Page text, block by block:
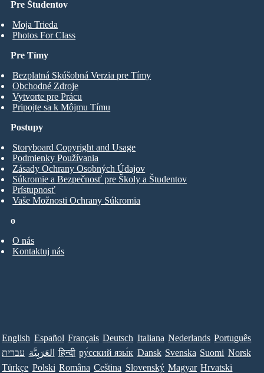
Pre Študentov
Moja Trieda
Photos For Class
Pre Tímy
Bezplatná Skúšobná Verzia pre Tímy
Obchodné Zdroje
Vytvorte pre Prácu
Pripojte sa k Môjmu Tímu
o
O nás
Kontaktuj nás
Postupy
Storyboard Copyright and Usage
Podmienky Používania
Zásady Ochrany Osobných Údajov
Súkromie a Bezpečnosť pre Školy a Študentov
Prístupnosť
Vaše Možnosti Ochrany Súkromia
English Español Français Deutsch Italiana Nederlands Português
עברית العَرَبِيَّة हिन्दी ру́сский язы́к Dansk Svenska Suomi Norsk
Türkçe Polski Româna Ceština Slovenský Magyar Hrvatski